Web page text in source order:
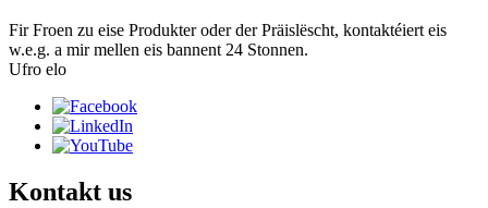
Fir Froen zu eise Produkter oder der Präislëscht, kontaktéiert eis
w.e.g. a mir mellen eis bannent 24 Stonnen.
Ufro elo
Kontakt us